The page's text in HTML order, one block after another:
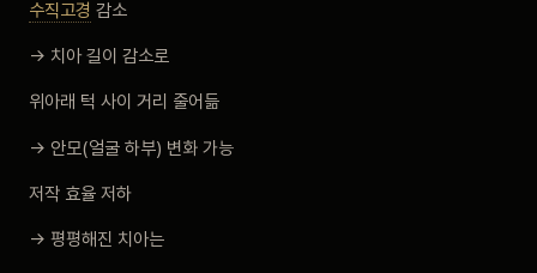
수직고경 감소
→ 치아 길이 감소로
위아래 턱 사이 거리 줄어듦
→ 안모(얼굴 하부) 변화 가능
저작 효율 저하
→ 평평해진 치아는